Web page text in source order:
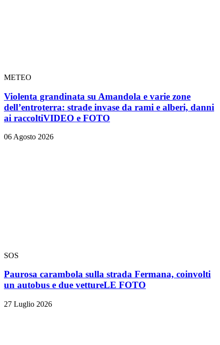
METEO
Violenta grandinata su Amandola e varie zone
dell’entroterra: strade invase da rami e alberi, danni
ai raccoltiVIDEO e FOTO
06 Agosto 2026
SOS
Paurosa carambola sulla strada Fermana, coinvolti
un autobus e due vettureLE FOTO
27 Luglio 2026